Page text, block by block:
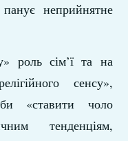
неприйнятне
роль сім’ї та на
сенсу»,
«ставити чоло
тенденціям,